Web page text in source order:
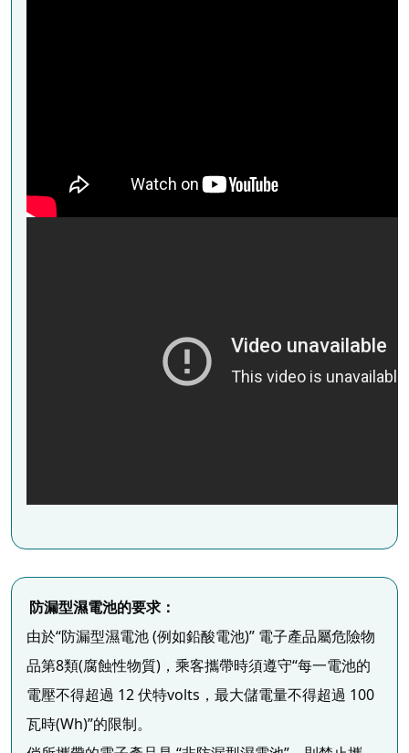
防漏型濕電池的要求：
由於“防漏型濕電池 (例如鉛酸電池)” 電子產品屬危險物
品第8類(腐蝕性物質)，乘客攜帶時須遵守“每一電池的
電壓不得超過 12 伏特volts，最大儲電量不得超過 100
瓦時(Wh)”的限制。